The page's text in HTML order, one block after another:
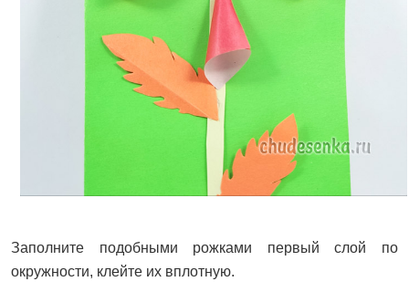
Заполните подобными рожками первый слой по
окружности, клейте их вплотную.